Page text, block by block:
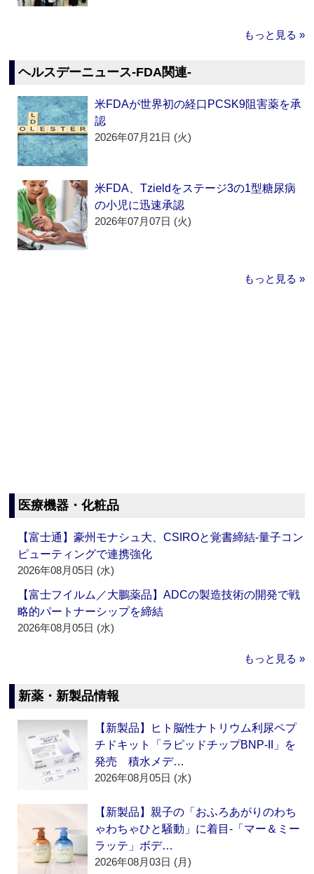
もっと見る »
ヘルスデーニュース‐FDA関連‐
米FDAが世界初の経口PCSK9阻害薬を承
認
2026年07月21日 (火)
米FDA、Tzieldをステージ3の1型糖尿病
の小児に迅速承認
2026年07月07日 (火)
もっと見る »
医療機器・化粧品
【富士通】豪州モナシュ大、CSIROと覚書締結‐量子コン
ピューティングで連携強化
2026年08月05日 (水)
【富士フイルム／大鵬薬品】ADCの製造技術の開発で戦
略的パートナーシップを締結
2026年08月05日 (水)
もっと見る »
新薬・新製品情報
【新製品】ヒト脳性ナトリウム利尿ペプ
チドキット「ラピッドチップBNP-II」を
発売 積水メデ…
2026年08月05日 (水)
【新製品】親子の「おふろあがりのわち
ゃわちゃひと騒動」に着目‐「マー＆ミー
ラッテ」ボデ…
2026年08月03日 (月)